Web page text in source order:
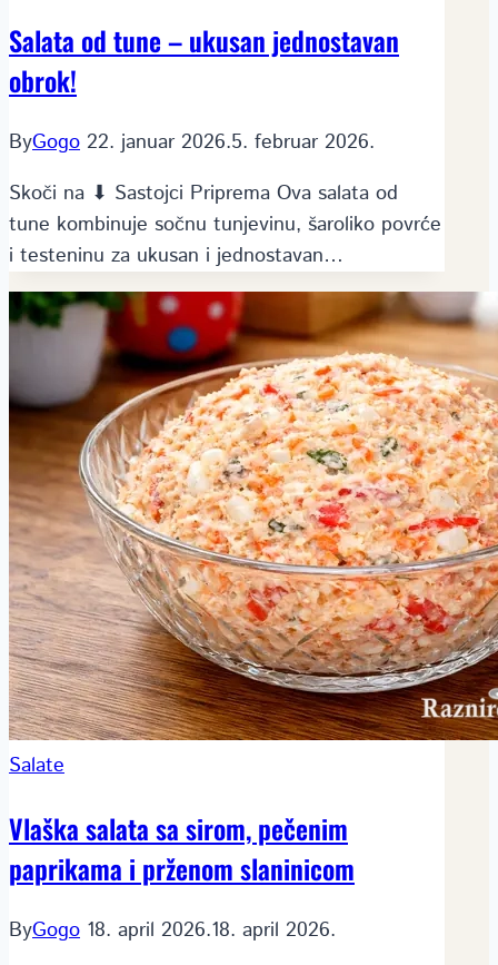
Salata od tune – ukusan jednostavan
obrok!
ByGogo 22. januar 2026.5. februar 2026.
Skoči na ⬇ Sastojci Priprema Ova salata od
tune kombinuje sočnu tunjevinu, šaroliko povrće
i testeninu za ukusan i jednostavan…
Salate
Vlaška salata sa sirom, pečenim
paprikama i prženom slaninicom
ByGogo 18. april 2026.18. april 2026.